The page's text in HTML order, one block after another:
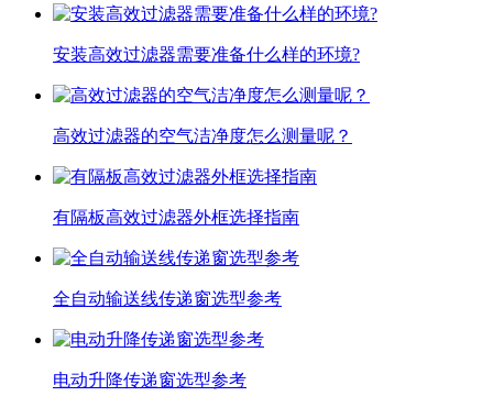
安装高效过滤器需要准备什么样的环境?
高效过滤器的空气洁净度怎么测量呢？
有隔板高效过滤器外框选择指南
全自动输送线传递窗选型参考
电动升降传递窗选型参考